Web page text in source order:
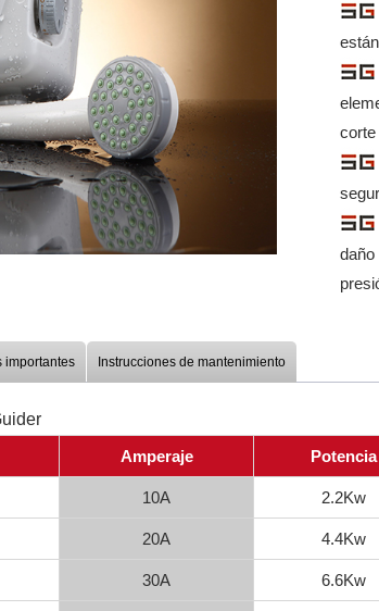
corte
importantes Instrucciones de mantenimiento
Amperaje Potencia
10A 2.2Kw
20A 4.4Kw
30A 6.6Kw